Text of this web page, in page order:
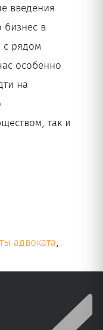
введения
бизнес в
с рядом
особенно
на
так и
адвоката,